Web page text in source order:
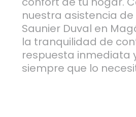
nuestra asistencia
Saunier Duval en
la tranquilidad de
respuesta inmediata
siempre que lo